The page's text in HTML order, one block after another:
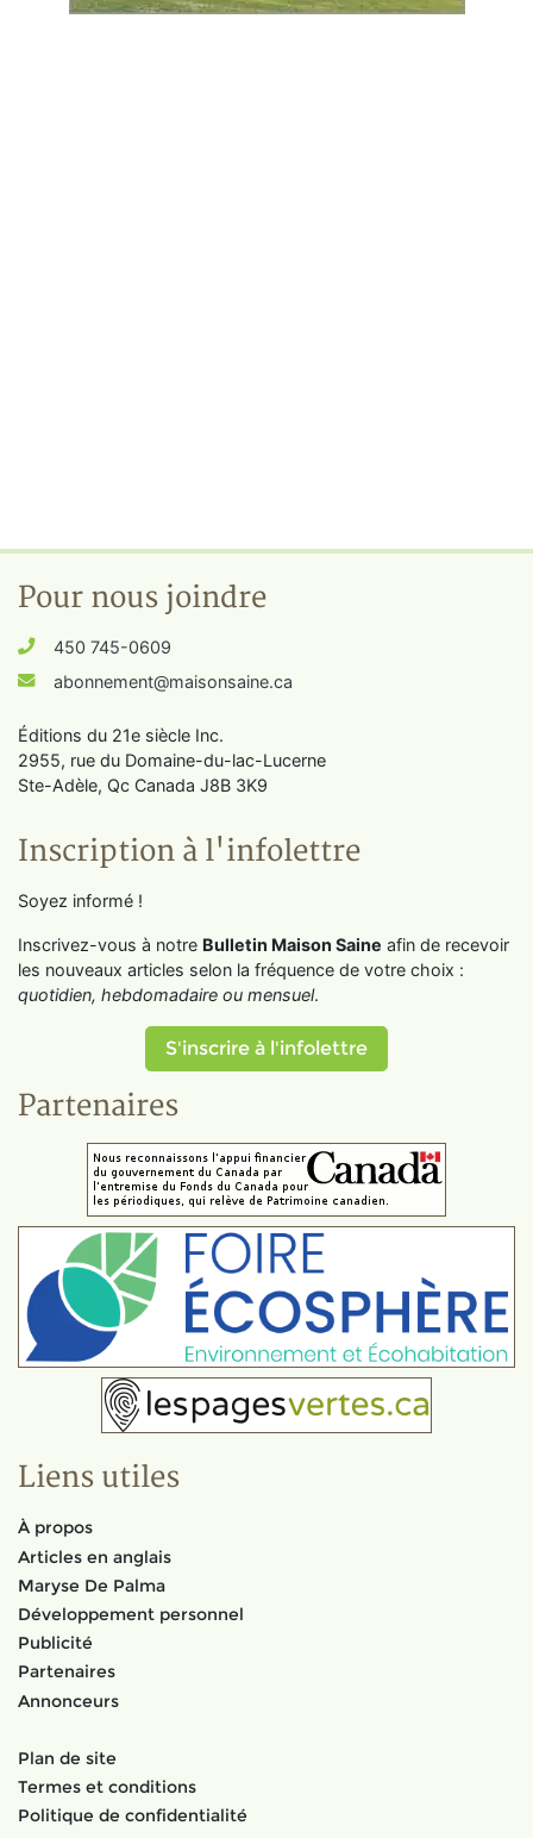
Pour nous joindre
450 745-0609
abonnement@maisonsaine.ca
Éditions du 21e siècle Inc.
2955, rue du Domaine-du-lac-Lucerne
Ste-Adèle, Qc Canada J8B 3K9
Inscription à l'infolettre
Soyez informé !
Inscrivez-vous à notre Bulletin Maison Saine afin de recevoir
les nouveaux articles selon la fréquence de votre choix :
quotidien, hebdomadaire ou mensuel.
S'inscrire à l'infolettre
Partenaires
Liens utiles
À propos
Articles en anglais
Maryse De Palma
Développement personnel
Publicité
Partenaires
Annonceurs
Plan de site
Termes et conditions
Politique de confidentialité